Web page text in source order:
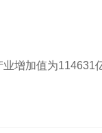
增加值为114631